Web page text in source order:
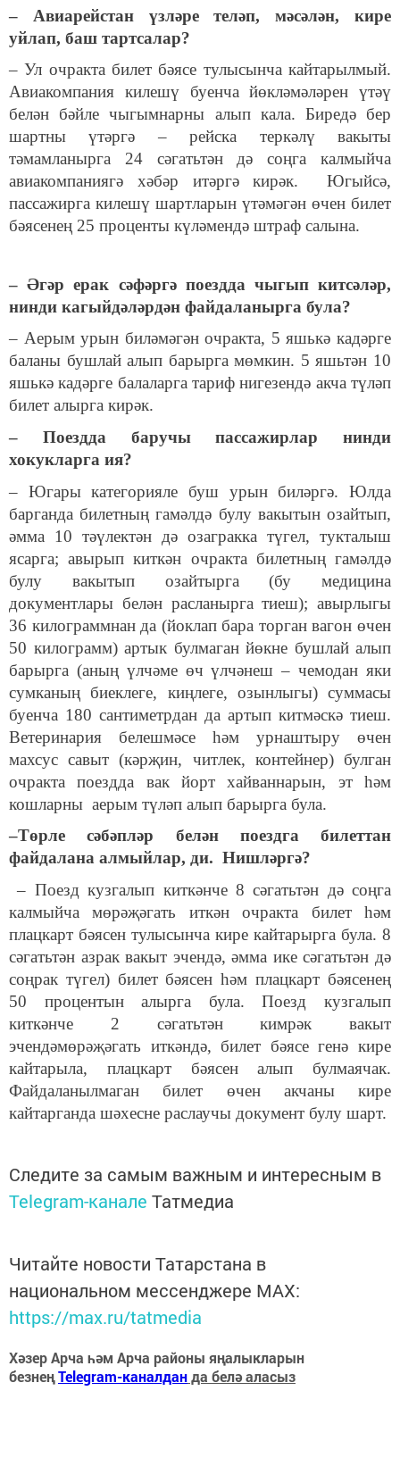
– Авиарейстан үзләре теләп, мәсәлән, кире
уйлап, баш тартсалар?
– Ул очракта билет бәясе тулысынча кайтарылмый.
Авиакомпания килешү буенча йөкләмәләрен үтәү
белән бәйле чыгымнарны алып кала. Биредә бер
шартны үтәргә – рейска теркәлү вакыты
тәмамланырга 24 сәгатьтән дә соңга калмыйча
авиакомпаниягә хәбәр итәргә кирәк. Югыйсә,
пассажирга килешү шартларын үтәмәгән өчен билет
бәясенең 25 проценты күләмендә штраф салына.
– Әгәр ерак сәфәргә поездда чыгып китсәләр,
нинди кагыйдәләрдән файдаланырга була?
– Аерым урын биләмәгән очракта, 5 яшькә кадәрге
баланы бушлай алып барырга мөмкин. 5 яшьтән 10
яшькә кадәрге балаларга тариф нигезендә акча түләп
билет алырга кирәк.
– Поездда баручы пассажирлар нинди
хокукларга ия?
– Югары категорияле буш урын биләргә. Юлда
барганда билетның гамәлдә булу вакытын озайтып,
әмма 10 тәүлектән дә озагракка түгел, тукталыш
ясарга; авырып киткән очракта билетның гамәлдә
булу вакытып озайтырга (бу медицина
документлары белән расланырга тиеш); авырлыгы
36 килограммнан да (йоклап бара торган вагон өчен
50 килограмм) артык булмаган йөкне бушлай алып
барырга (аның үлчәме өч үлчәнеш – чемодан яки
сумканың биеклеге, киңлеге, озынлыгы) суммасы
буенча 180 сантиметрдан да артып китмәскә тиеш.
Ветеринария белешмәсе һәм урнаштыру өчен
махсус савыт (кәрҗин, читлек, контейнер) булган
очракта поездда вак йорт хайваннарын, эт һәм
кошларны аерым түләп алып барырга була.
–Төрле сәбәпләр белән поездга билеттан
файдалана алмыйлар, ди. Нишләргә?
– Поезд кузгалып киткәнче 8 сәгатьтән дә соңга
калмыйча мөрәҗәгать иткән очракта билет һәм
плацкарт бәясен тулысынча кире кайтарырга була. 8
сәгатьтән азрак вакыт эчендә, әмма ике сәгатьтән дә
соңрак түгел) билет бәясен һәм плацкарт бәясенең
50 процентын алырга була. Поезд кузгалып
киткәнче 2 сәгатьтән кимрәк вакыт
эчендәмөрәҗәгать иткәндә, билет бәясе генә кире
кайтарыла, плацкарт бәясен алып булмаячак.
Файдаланылмаган билет өчен акчаны кире
кайтарганда шәхесне раслаучы документ булу шарт.
Следите за самым важным и интересным в
Telegram-канале Татмедиа
Читайте новости Татарстана в
национальном мессенджере MАХ:
https://max.ru/tatmedia
Хәзер Арча һәм Арча районы яңалыкларын
безнеңTelegram-каналданда белә аласыз